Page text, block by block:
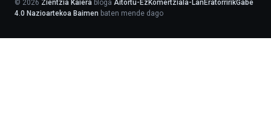
© 2026 Zientzia Kaiera bloga Aitortu-EzKomertziala-LanEratorririkGabe
4.0 Nazioartekoa Baimen baten mende dago